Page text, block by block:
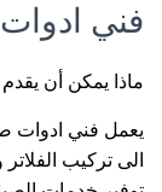
فني
ماذا يمكن أن
يعمل فني ادوات
الى تركيب